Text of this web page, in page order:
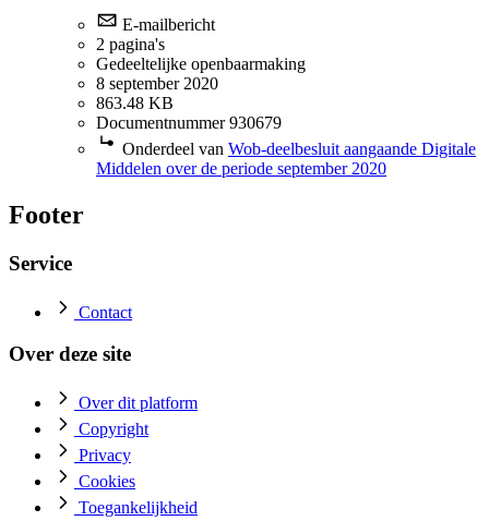
E-mailbericht
2 pagina's
Gedeeltelijke openbaarmaking
8 september 2020
863.48 KB
Documentnummer 930679
Onderdeel van Wob-deelbesluit aangaande Digitale
Middelen over de periode september 2020
Footer
Service
Contact
Over deze site
Over dit platform
Copyright
Privacy
Cookies
Toegankelijkheid